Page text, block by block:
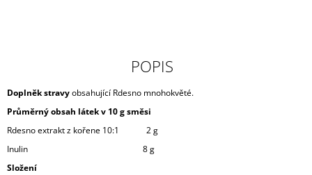
POPIS
Doplněk stravyobsahující Rdesno mnohokvěté.
Průměrný obsah látek v 10 g směsi
Rdesno extrakt z kořene 10:1 2 g
Inulin 8 g
Složení